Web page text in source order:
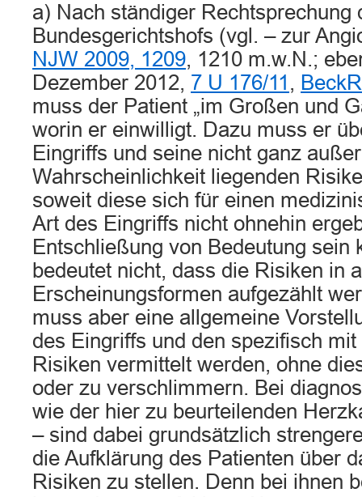
a) Nach ständiger Rechtsprechung
Bundesgerichtshofs (vgl. – zur
NJW 2009, 1209, 1210 m.w.N.;
Dezember 2012, 7 U 176/11 ,
muss der Patient „im Großen und
worin er einwilligt. Dazu muss er
Eingriffs und seine nicht ganz
Wahrscheinlichkeit liegenden
soweit diese sich für einen
Art des Eingriffs nicht ohnehin
Entschließung von Bedeutung sein
bedeutet nicht, dass die Risiken in
Erscheinungsformen aufgezählt
muss aber eine allgemeine
des Eingriffs und den spezifisch
Risiken vermittelt werden, ohne
oder zu verschlimmern. Bei
wie der hier zu beurteilenden
– sind dabei grundsätzlich
die Aufklärung des Patienten über
Risiken zu stellen. Denn bei ihnen